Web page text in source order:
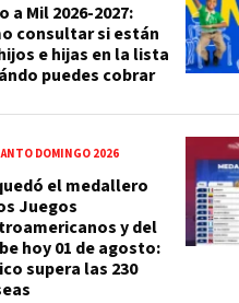
a Mil 2026-2027:
consultar si están
e hijas en la lista
puedes cobrar
DOMINGO 2026
el medallero
Juegos
y del
hoy 01 de agosto:
supera las 230